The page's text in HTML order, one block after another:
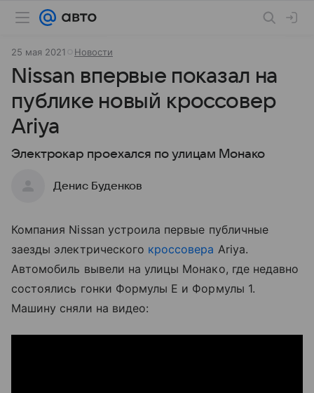
25 мая 2021 Новости
Nissan впервые показал на
публике новый кроссовер
Ariya
Электрокар проехался по улицам Монако
Денис Буденков
Компания Nissan устроила первые публичные
заезды электрического кроссовера Ariya.
Автомобиль вывели на улицы Монако, где недавно
состоялись гонки Формулы Е и Формулы 1.
Машину сняли на видео: